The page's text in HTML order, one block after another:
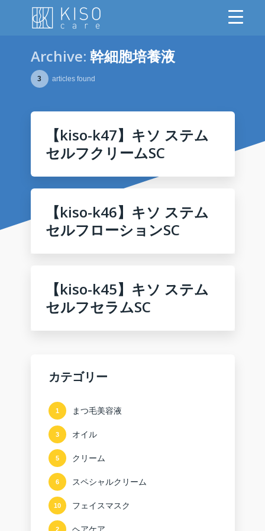
Archive: 幹細胞培養液
3 articles found
【kiso-k47】キソ ステム
セルフクリームSC
【kiso-k46】キソ ステム
セルフローションSC
【kiso-k45】キソ ステム
セルフセラムSC
カテゴリー
まつ毛美容液
1
オイル
3
クリーム
5
スペシャルクリーム
6
フェイスマスク
10
2